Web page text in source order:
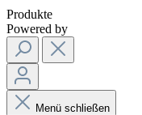
Produkte
Powered by
Menü schließen